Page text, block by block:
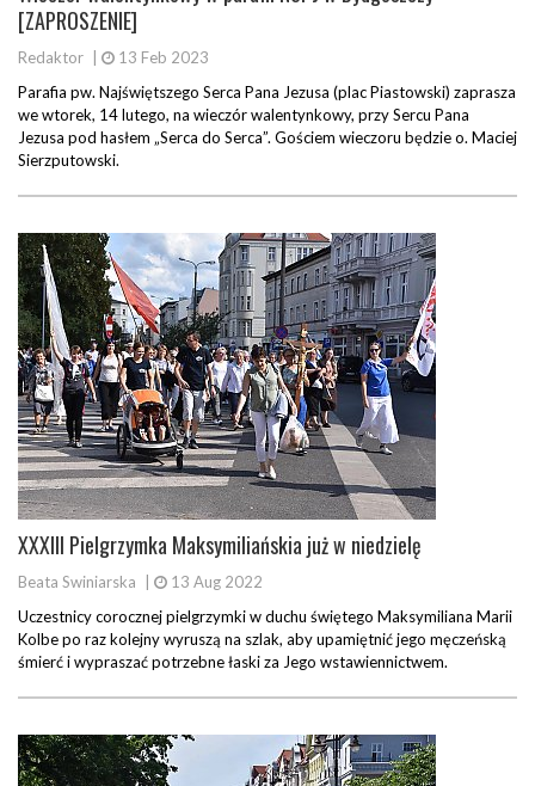
[ZAPROSZENIE]
Redaktor
13 Feb 2023
Parafia pw. Najświętszego Serca Pana Jezusa (plac Piastowski) zaprasza
we wtorek, 14 lutego, na wieczór walentynkowy, przy Sercu Pana
Jezusa pod hasłem „Serca do Serca”. Gościem wieczoru będzie o. Maciej
Sierzputowski.
XXXIII Pielgrzymka Maksymiliańskia już w niedzielę
Beata Swiniarska
13 Aug 2022
Uczestnicy corocznej pielgrzymki w duchu świętego Maksymiliana Marii
Kolbe po raz kolejny wyruszą na szlak, aby upamiętnić jego męczeńską
śmierć i wypraszać potrzebne łaski za Jego wstawiennictwem.